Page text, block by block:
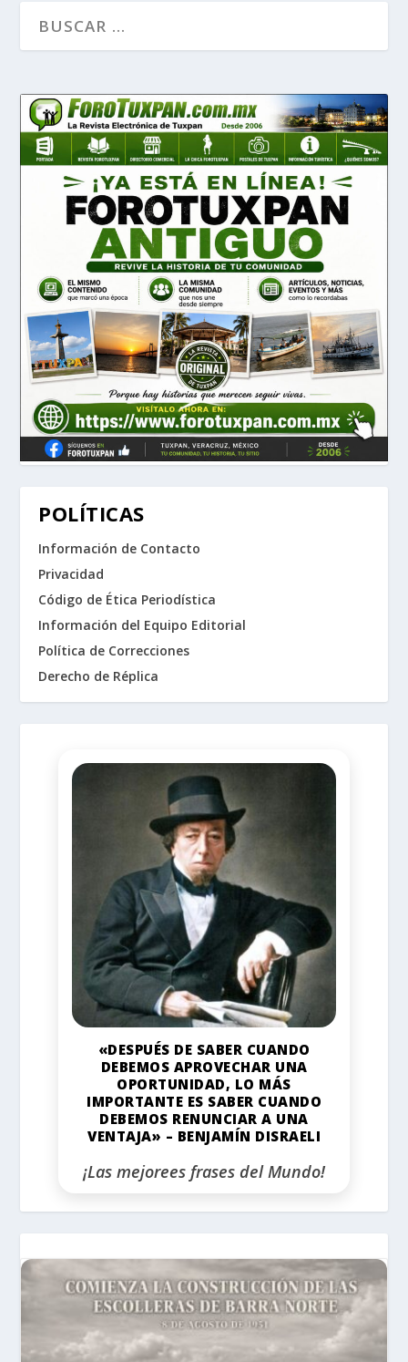
POLÍTICAS
Información de Contacto
Privacidad
Código de Ética Periodística
Información del Equipo Editorial
Política de Correcciones
Derecho de Réplica
«DESPUÉS DE SABER CUANDO
DEBEMOS APROVECHAR UNA
OPORTUNIDAD, LO MÁS
IMPORTANTE ES SABER CUANDO
DEBEMOS RENUNCIAR A UNA
VENTAJA» – BENJAMÍN DISRAELI
¡Las mejorees frases del Mundo!